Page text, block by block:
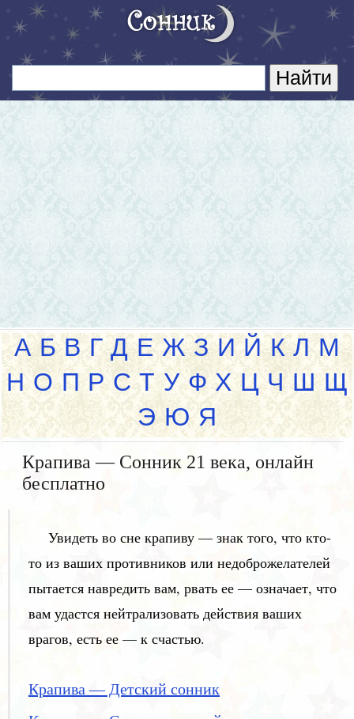
А Б В Г Д Е Ж З И Й К Л М
Н О П Р С Т У Ф Х Ц Ч Ш Щ
Э Ю Я
Крапива — Сонник 21 века, онлайн
бесплатно
Увидеть во сне крапиву — знак того, что кто-
то из ваших противников или недоброжелателей
пытается навредить вам, рвать ее — означает, что
вам удастся нейтрализовать действия ваших
врагов, есть ее — к счастью.
Крапива — Детский сонник